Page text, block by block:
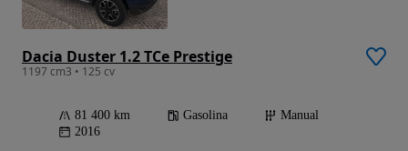
Dacia Duster 1.2 TCe Prestige
1197 cm3 • 125 cv
81 400 km Gasolina
Manual
2016